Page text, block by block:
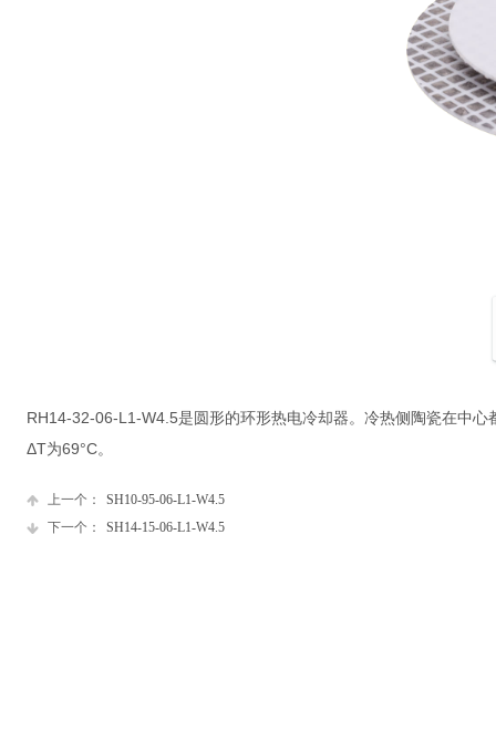
RH14-32-06-L1-W4.5是圆形的环形热电冷却器。冷热侧陶瓷在中
ΔT为69°C。
上一个：
SH10-95-06-L1-W4.5
下一个：
SH14-15-06-L1-W4.5